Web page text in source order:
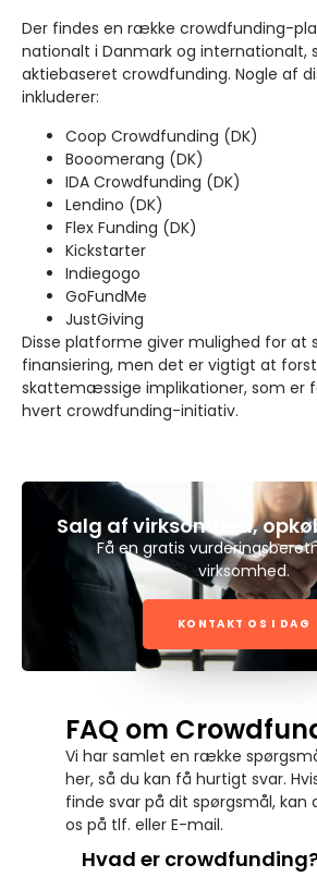
Der findes en række crowdfunding-
nationalt i Danmark og internationalt,
aktiebaseret crowdfunding. Nogle af
inkluderer:
Coop Crowdfunding (DK)
Booomerang (DK)
IDA Crowdfunding (DK)
Lendino (DK)
Flex Funding (DK)
Kickstarter
Indiegogo
GoFundMe
JustGiving
Disse platforme giver mulighed for at
finansiering, men det er vigtigt at
skattemæssige implikationer, som er
hvert crowdfunding-initiativ.
Salg af virksomhed,
Få en gratis
virksomhed.
KONTAKT OS I DAG
FAQ om
Vi har samlet en række
her, så du kan få hurtigt svar.
finde svar på dit spørgsmål, kan
os på tlf. eller E-mail.
Hvad er